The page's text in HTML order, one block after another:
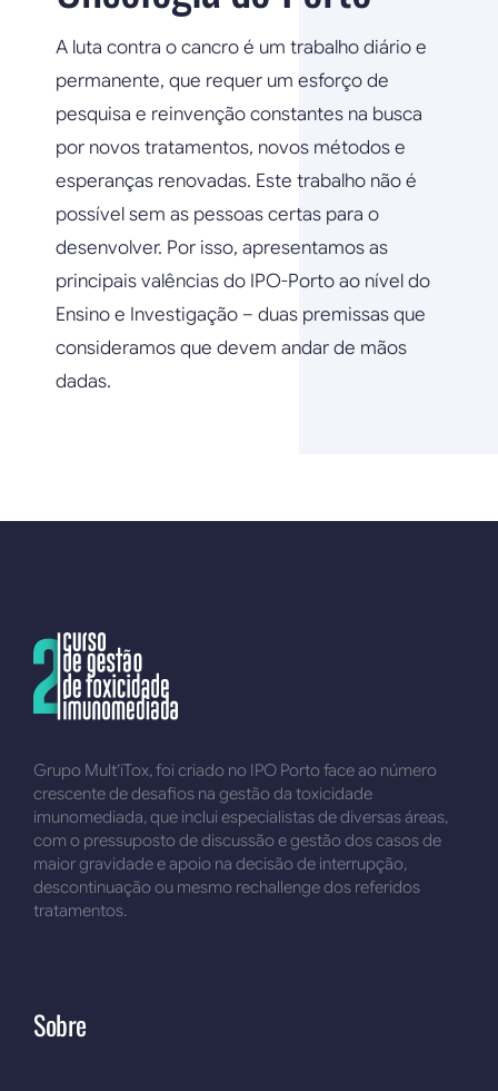
A luta contra o cancro é um trabalho diário e
permanente, que requer um esforço de
pesquisa e reinvenção constantes na busca
por novos tratamentos, novos métodos e
esperanças renovadas. Este trabalho não é
possível sem as pessoas certas para o
desenvolver. Por isso, apresentamos as
principais valências do IPO-Porto ao nível do
Ensino e Investigação – duas premissas que
consideramos que devem andar de mãos
dadas.
Grupo Mult’iTox, foi criado no IPO Porto face ao número
crescente de desafios na gestão da toxicidade
imunomediada, que inclui especialistas de diversas áreas,
com o pressuposto de discussão e gestão dos casos de
maior gravidade e apoio na decisão de interrupção,
descontinuação ou mesmo rechallenge dos referidos
tratamentos.
Sobre